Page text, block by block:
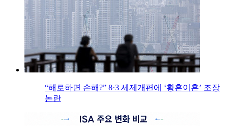
“해로하면 손해?” 8·3 세제개편에 ‘황혼이혼’ 조장
논란